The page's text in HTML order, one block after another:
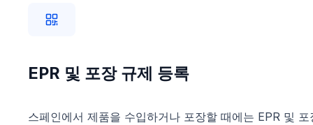
EPR 및 포장 규제 등록
스페인에서 제품을 수입하거나 포장할 때에는 EPR 및 포